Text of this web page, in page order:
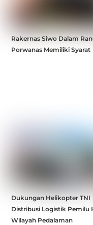
Rakernas Siwo Dalam
Porwanas Memiliki Syarat
Dukungan Helikopter TNI
Distribusi Logistik Pemilu
Wilayah Pedalaman